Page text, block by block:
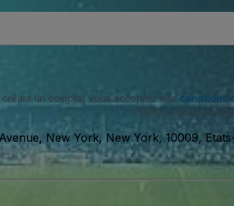
un compte, vous acceptez nos conditions
SMS de notre part
New York, New York, 10009,